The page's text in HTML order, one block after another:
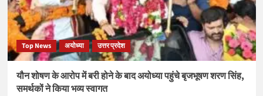
Top News अयोध्या उत्तर प्रदेश
यौन शोषण के आरोप में बरी होने के बाद अयोध्या पहुंचे बृजभूषण शरण सिंह,
समर्थकों ने किया भव्य स्वागत